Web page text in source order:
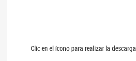
Clic en el ícono para realizar la descarga